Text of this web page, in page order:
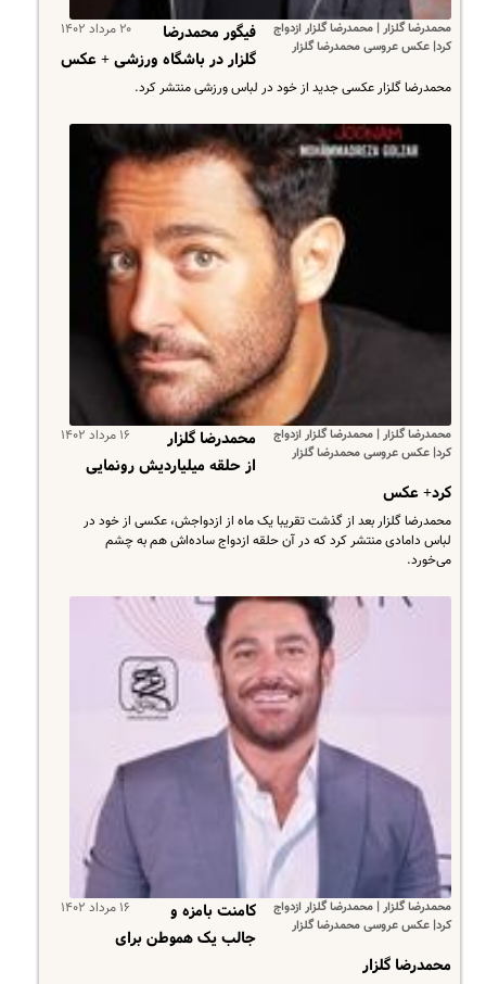
محمدرضا گلزار | محمدرضا گلزار ازدواج
کرد| عکس عروسی محمدرضا گلزار
۲۰ مرداد ۱۴۰۲
فیگور محمدرضا
گلزار در باشگاه ورزشی + عکس
محمدرضا گلزار عکسی جدید از خود در لباس ورزشی منتشر کرد.
محمدرضا گلزار | محمدرضا گلزار ازدواج
کرد| عکس عروسی محمدرضا گلزار
۱۶ مرداد ۱۴۰۲
محمدرضا گلزار
از حلقه میلیاردیش رونمایی
کرد+ عکس
محمدرضا گلزار بعد از گذشت تقریبا یک ماه از ازدواجش، عکسی از خود در
لباس دامادی منتشر کرد که در آن حلقه ازدواج ساده‌اش هم به چشم
می‌خورد.
محمدرضا گلزار | محمدرضا گلزار ازدواج
کرد| عکس عروسی محمدرضا گلزار
۱۶ مرداد ۱۴۰۲
کامنت بامزه و
جالب یک هموطن برای
محمدرضا گلزار